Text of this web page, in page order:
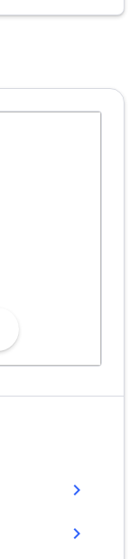
chevron_right
chevron_right